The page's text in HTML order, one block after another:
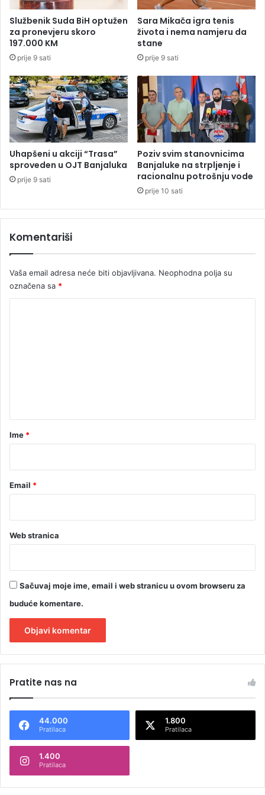
j
s
k
o
j
A
r
a
b
i
j
i
i
p
v
o
d
o
D
a
n
a
p
j
d
a
d
f
Službenik Suda BiH optužen
za pronevjeru skoro
197.000 KM
prije 9 sati
Sara Mikača igra tenis
života i nema namjeru da
stane
prije 9 sati
Uhapšeni u akciji “Trasa”
sproveden u OJT Banjaluka
prije 9 sati
Poziv svim stanovnicima
Banjaluke na strpljenje i
racionalnu potrošnju vode
prije 10 sati
Komentariši
Vaša email adresa neće biti objavljivana. Neophodna polja su
označena sa *
rIme *
Email *
Web stranica
Sačuvaj moje ime, email i web stranicu u ovom browseru za
buduće komentare.
t
n
t
Pratite nas na
44.000
Pratilaca
1.800
Pratilaca
1.400
Pratilaca